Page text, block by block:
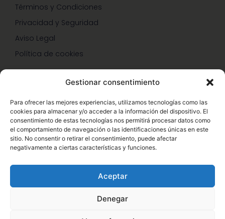
Gestionar consentimiento
Para ofrecer las mejores experiencias, utilizamos tecnologías como las
cookies para almacenar y/o acceder a la información del dispositivo. El
consentimiento de estas tecnologías nos permitirá procesar datos como
el comportamiento de navegación o las identificaciones únicas en este
sitio. No consentir o retirar el consentimiento, puede afectar
negativamente a ciertas características y funciones.
Aceptar
Denegar
Términos y Condiciones
Privacidad y Seguridad
Aviso Legal
Política de cookies
Hazte Miembro Herbalife
Consulta Nutrición Gratis
Descuentos Vip Herbalife